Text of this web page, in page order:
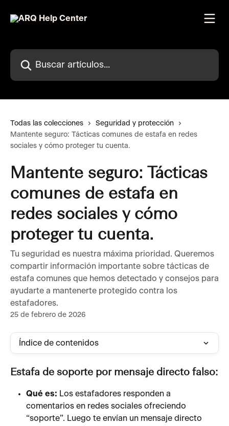
Buscar artículos...
Todas las colecciones
Seguridad y protección
Mantente seguro: Tácticas comunes de estafa en redes
sociales y cómo proteger tu cuenta.
Mantente seguro: Tácticas
comunes de estafa en
redes sociales y cómo
proteger tu cuenta.
Tu seguridad es nuestra máxima prioridad. Queremos
compartir información importante sobre tácticas de
estafa comunes que hemos detectado y consejos para
ayudarte a mantenerte protegido contra los
estafadores.
25 de febrero de 2026
Índice de contenidos
Estafa de soporte por mensaje directo falso:
Qué es: Los estafadores responden a
comentarios en redes sociales ofreciendo
“soporte”. Luego te envían un mensaje directo